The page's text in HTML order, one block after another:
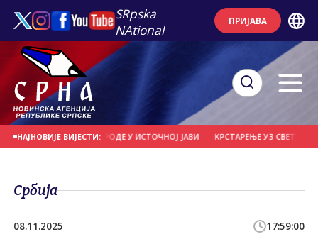
SRpska
NAtional
ПРИЈАВА
НАЈНОВИЈЕ ВИЈЕСТИ:
ПАРК ПРИРОДЕ У ИСТОЧНОЈ ЈАВИ KРСТАРЕЊЕ УЗ СВЕТУ ГОРУ -
Србија
08.11.2025 17:59:00